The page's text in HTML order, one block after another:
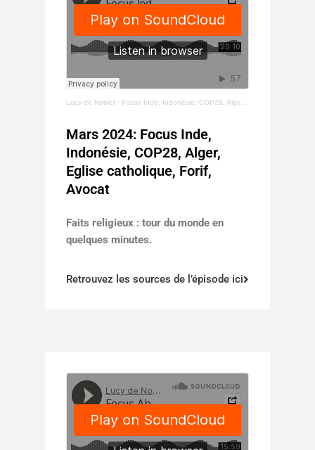
Lucy de Noblet · Focus Inde, Indonésie, COP28, Alger, Eglise catholique, Forif, Avocats.
Mars 2024: Focus Inde,
Indonésie, COP28, Alger,
Eglise catholique, Forif,
Avocat
Faits religieux : tour du monde en
quelques minutes.
Retrouvez les sources de l’épisode ici